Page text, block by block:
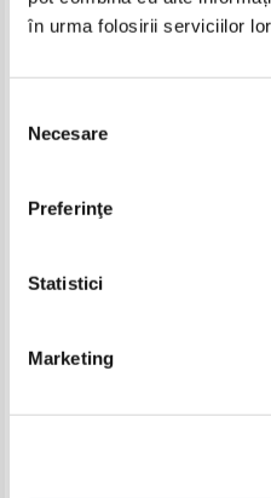
în urma folosirii serviciilor
consimțământului
Necesare
Preferinţe
Statistici
Marketing
exuberantei si patetismului
Nicolae Steinhardt - Drumul
Pret:40,00 Lei